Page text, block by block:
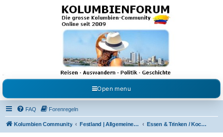
Kolumbienforum - Das
grosse Forum der
Freunde Kolumbiens
Reisen, Auswandern, Kultur, Politik, Geschichte und Visum in Kolumbien und Venezuela.
Austausch, Erfahrungen und Gemeinschaft im Kolumbienforum
Open menu
FAQ Forenregeln
Kolumbien Community Festland | Allgemeine Fragen Essen & Trinken / Koch- Back & Rezeptecke